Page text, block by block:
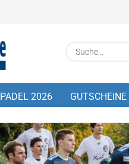
PADEL 2026 GUTSCHEINE